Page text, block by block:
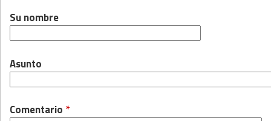
Su nombre
Asunto
Comentario *